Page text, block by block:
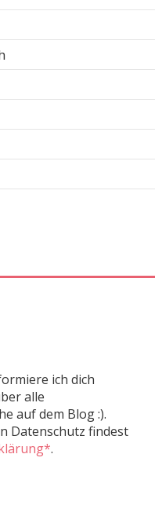
ich dich
alle
auf dem Blog :).
Datenschutz findest
.